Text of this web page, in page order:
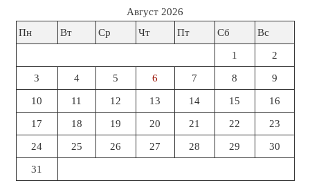
Август 2026
Пн
Вт Ср Чт Пт Сб Вс
1 2
3 4 5 6 7 8 9
10 11 12 13 14 15 16
17 18 19 20 21 22 23
24 25 26 27 28 29 30
31